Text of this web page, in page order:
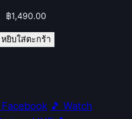
฿1,490.00
หยิบใส่ตะกร้า
🎵 Watch